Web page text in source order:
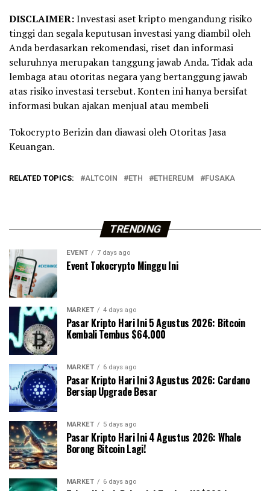
DISCLAIMER:Investasi aset kripto mengandung risiko
tinggi dan segala keputusan investasi yang diambil oleh
Anda berdasarkan rekomendasi, riset dan informasi
seluruhnya merupakan tanggung jawab Anda. Tidak ada
lembaga atau otoritas negara yang bertanggung jawab
atas risiko investasi tersebut. Konten ini hanya bersifat
informasi bukan ajakan menjual atau membeli
Tokocrypto Berizin dan diawasi oleh Otoritas Jasa
Keuangan.
RELATED TOPICS: ALTCOIN ETH ETHEREUM FUSAKA
TRENDING
EVENT 7 days ago
Event Tokocrypto Minggu Ini
MARKET 4 days ago
Pasar Kripto Hari Ini 5 Agustus 2026: Bitcoin
Kembali Tembus $64.000
MARKET 6 days ago
Pasar Kripto Hari Ini 3 Agustus 2026: Cardano
Bersiap Upgrade Besar
MARKET 5 days ago
Pasar Kripto Hari Ini 4 Agustus 2026: Whale
Borong Bitcoin Lagi!
MARKET 6 days ago